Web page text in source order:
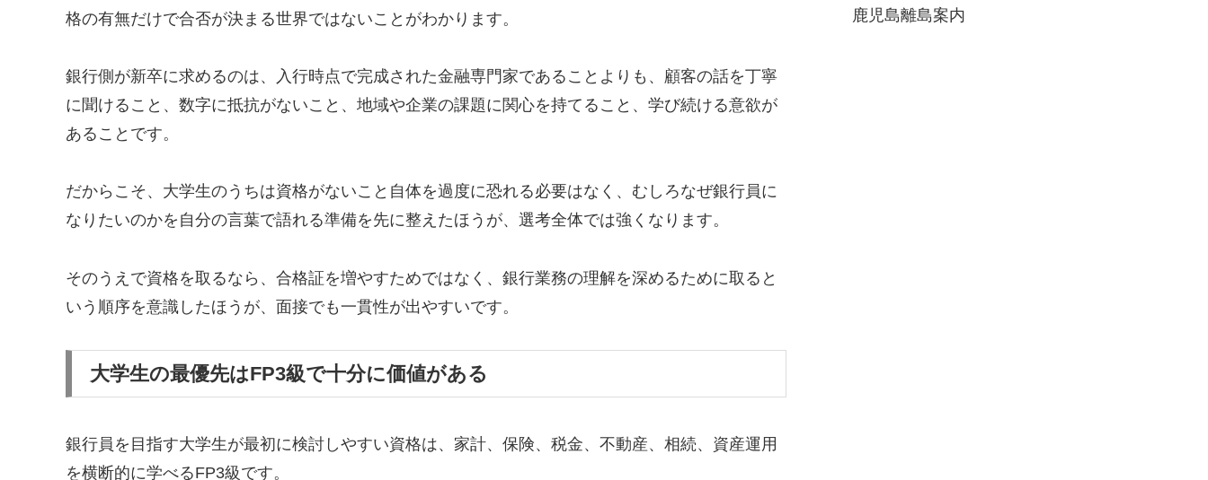
格の有無だけで合否が決まる世界ではないことがわかります。
銀行側が新卒に求めるのは、入行時点で完成された金融専門家であることよりも、顧客の話を丁寧
に聞けること、数字に抵抗がないこと、地域や企業の課題に関心を持てること、学び続ける意欲が
あることです。
だからこそ、大学生のうちは資格がないこと自体を過度に恐れる必要はなく、むしろなぜ銀行員に
なりたいのかを自分の言葉で語れる準備を先に整えたほうが、選考全体では強くなります。
そのうえで資格を取るなら、合格証を増やすためではなく、銀行業務の理解を深めるために取ると
いう順序を意識したほうが、面接でも一貫性が出やすいです。
大学生の最優先はFP3級で十分に価値がある
銀行員を目指す大学生が最初に検討しやすい資格は、家計、保険、税金、不動産、相続、資産運用
を横断的に学べるFP3級です。
鹿児島離島案内